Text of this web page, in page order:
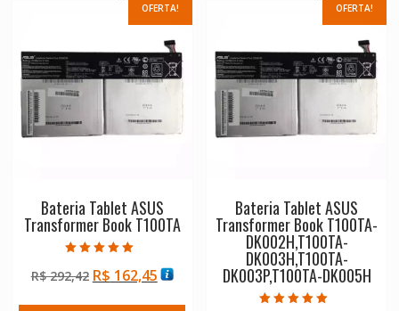
OFERTA!
Bateria Tablet ASUS
Transformer Book T100TA
5.00
de 5
R$292,42 O
R$ 162,45O
OFERTA!
Bateria Tablet ASUS
Transformer Book T100TA-
DK002H,T100TA-
DK003H,T100TA-
DK003P,T100TA-DK005H